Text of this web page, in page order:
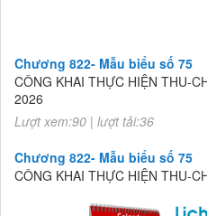
CÔNG KHAI THỰC HIỆN THU-
2026
Lượt xem:90 | lượt tải:36
CÔNG KHAI THỰC HIỆN THU-
2026